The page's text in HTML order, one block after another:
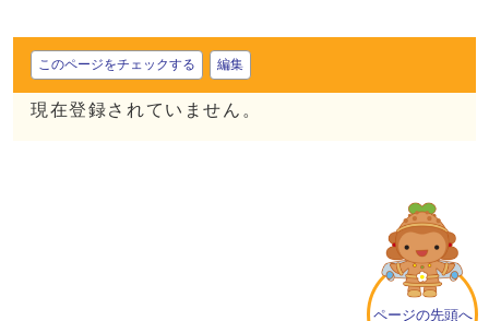
このページをチェックする 編集
現在登録されていません。
ページの先頭へ